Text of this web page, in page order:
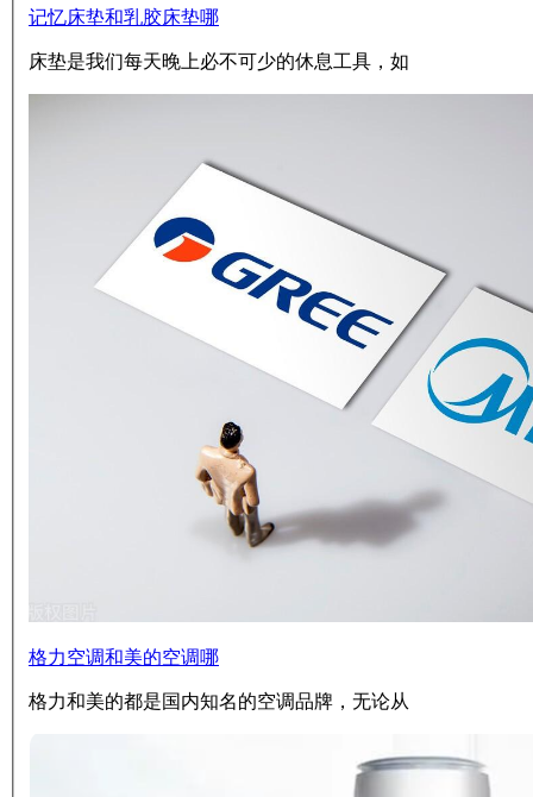
记忆床垫和乳胶床垫哪
床垫是我们每天晚上必不可少的休息工具，如
格力空调和美的空调哪
格力和美的都是国内知名的空调品牌，无论从